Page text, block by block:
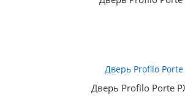
Дверь Profilo Porte